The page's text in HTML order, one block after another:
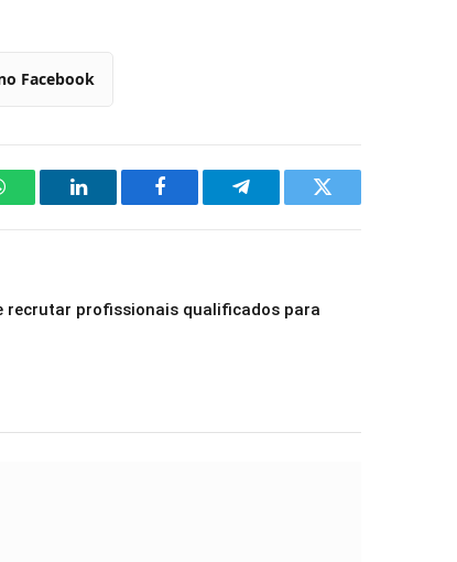
Facebook
LinkedIn Facebook Telegram Twitter
recrutar profissionais qualificados para